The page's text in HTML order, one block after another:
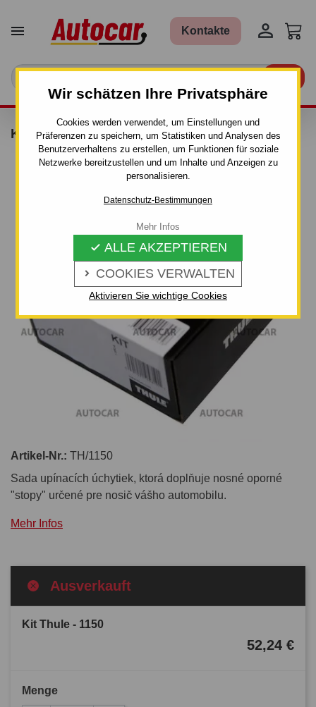
Wir schätzen Ihre Privatsphäre
Cookies werden verwendet, um Einstellungen und
Präferenzen zu speichern, um Statistiken und Analysen des
Benutzerverhaltens zu erstellen, um Funktionen für soziale
Netzwerke bereitzustellen und um Inhalte und Anzeigen zu
personalisieren.
Datenschutz-Bestimmungen
 COOKIES VERWALTEN
 ALLE AKZEPTIEREN
Aktivieren Sie wichtige Cookies
Mehr Infos
 Kontakte 
KIT THULE - 1150
Artikel-Nr.: TH/1150
Sada upínacích úchytiek, ktorá doplňuje nosné oporné
"stopy" určené pre nosič vášho automobilu.
Mehr Infos
Ausverkauft
Kit Thule - 1150
52,24 €
Menge